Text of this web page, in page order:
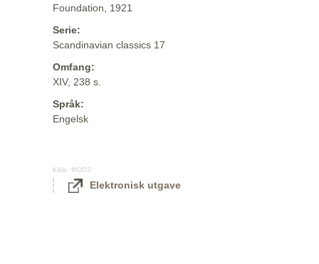
Foundation, 1921
Serie:
Scandinavian classics 17
Omfang:
XIV, 238 s.
Språk:
Engelsk
Kilde: MODS
Elektronisk utgave